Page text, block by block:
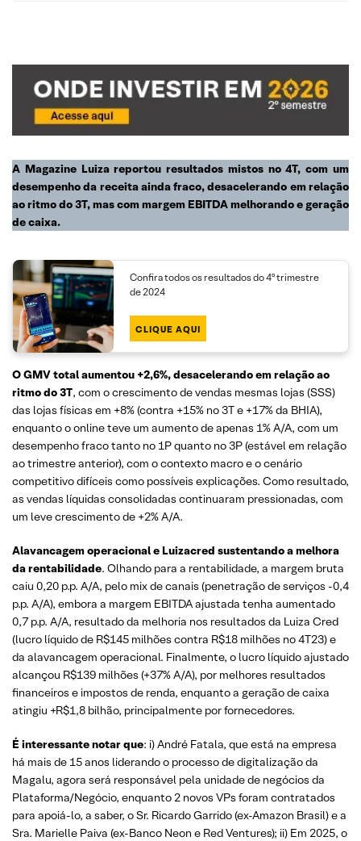
A Magazine Luiza reportou resultados mistos no 4T, com um
desempenho da receita ainda fraco, desacelerando em relação
ao ritmo do 3T, mas com margem EBITDA melhorando e geração
de caixa.
Confira todos os resultados do 4º trimestre
de 2024
CLIQUE AQUI
O GMV total aumentou +2,6%, desacelerando em relação ao
ritmo do 3T, com o crescimento de vendas mesmas lojas (SSS)
das lojas físicas em +8% (contra +15% no 3T e +17% da BHIA),
enquanto o online teve um aumento de apenas 1% A/A, com um
desempenho fraco tanto no 1P quanto no 3P (estável em relação
ao trimestre anterior), com o contexto macro e o cenário
competitivo difíceis como possíveis explicações. Como resultado,
as vendas líquidas consolidadas continuaram pressionadas, com
um leve crescimento de +2% A/A.
Alavancagem operacional e Luizacred sustentando a melhora
da rentabilidade. Olhando para a rentabilidade, a margem bruta
caiu 0,20 p.p. A/A, pelo mix de canais (penetração de serviços -0,4
p.p. A/A), embora a margem EBITDA ajustada tenha aumentado
0,7 p.p. A/A, resultado da melhoria nos resultados da Luiza Cred
(lucro líquido de R$145 milhões contra R$18 milhões no 4T23) e
da alavancagem operacional. Finalmente, o lucro líquido ajustado
alcançou R$139 milhões (+37% A/A), por melhores resultados
financeiros e impostos de renda, enquanto a geração de caixa
atingiu +R$1,8 bilhão, principalmente por fornecedores.
É interessante notar que: i) André Fatala, que está na empresa
há mais de 15 anos liderando o processo de digitalização da
Magalu, agora será responsável pela unidade de negócios da
Plataforma/Negócio, enquanto 2 novos VPs foram contratados
para apoiá-lo, a saber, o Sr. Ricardo Garrido (ex-Amazon Brasil) e a
Sra. Marielle Paiva (ex-Banco Neon e Red Ventures); ii) Em 2025, o